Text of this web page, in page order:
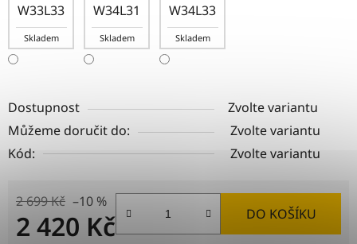
W33L33
Skladem
W34L31
Skladem
W34L33
Skladem
Dostupnost
Zvolte variantu
Můžeme doručit do:
Zvolte variantu
Kód:
Zvolte variantu
2 699 Kč –10 %
2 420 Kč DO KOŠÍKU